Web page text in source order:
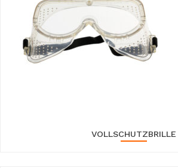
VOLLSCHUTZBRILLE